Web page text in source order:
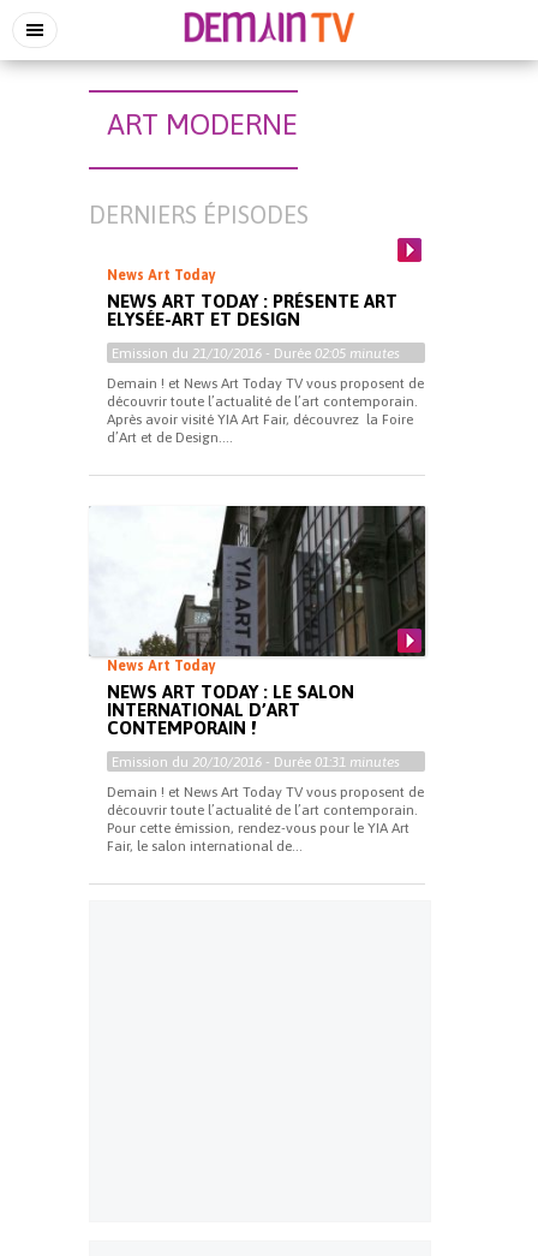
ART MODERNE
DERNIERS ÉPISODES
News Art Today
NEWS ART TODAY : PRÉSENTE ART
ELYSÉE-ART ET DESIGN
Emission du 21/10/2016 - Durée 02:05 minutes
Demain ! et News Art Today TV vous proposent de
découvrir toute l’actualité de l’art contemporain.
Après avoir visité YIA Art Fair, découvrez la Foire
d’Art et de Design....
News Art Today
NEWS ART TODAY : LE SALON
INTERNATIONAL D’ART
CONTEMPORAIN !
Emission du 20/10/2016 - Durée 01:31 minutes
Demain ! et News Art Today TV vous proposent de
découvrir toute l’actualité de l’art contemporain.
Pour cette émission, rendez-vous pour le YIA Art
Fair, le salon international de...